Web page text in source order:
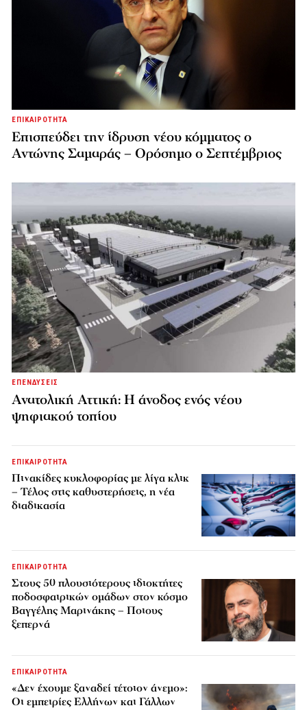
ΕΠΙΚΑΙΡΟΤΗΤΑ
Επισπεύδει την ίδρυση νέου κόμματος o
Αντώνης Σαμαράς – Ορόσημο ο Σεπτέμβριος
ΕΠΕΝΔΥΣΕΙΣ
Ανατολική Αττική: Η άνοδος ενός νέου
ψηφιακού τοπίου
ΕΠΙΚΑΙΡΟΤΗΤΑ
Πινακίδες κυκλοφορίας με λίγα κλικ
– Τέλος στις καθυστερήσεις, η νέα
διαδικασία
ΕΠΙΚΑΙΡΟΤΗΤΑ
Στους 50 πλουσιότερους ιδιοκτήτες
ποδοσφαιρικών ομάδων στον κόσμο
Βαγγέλης Μαρινάκης – Ποιους
ξεπερνά
ΕΠΙΚΑΙΡΟΤΗΤΑ
«Δεν έχουμε ξαναδεί τέτοιον άνεμο»:
Οι εμπειρίες Ελλήνων και Γάλλων